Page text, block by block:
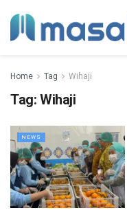
Home Tag Wihaji
Tag: Wihaji
NEWS